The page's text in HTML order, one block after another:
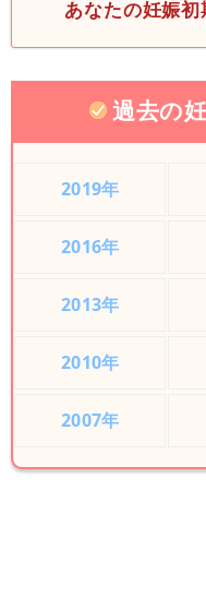
あなたの妊娠
過去の
2019年
2016年
2013年
2010年
2007年